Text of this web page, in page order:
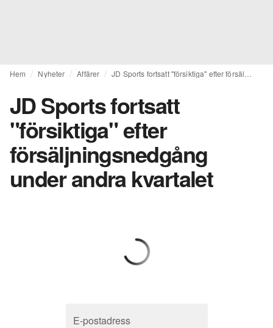
Hem Nyheter Affärer
JD Sports fortsatt
"försiktiga" efter
försäljningsnedgång
under andra kvartalet
E-postadress